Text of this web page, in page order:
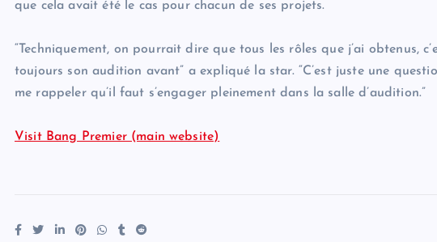
que cela avait été le cas pour chacun de ses projets.
“Techniquement, on pourrait dire que tous les rôles que j’ai obtenus,
toujours son audition avant” a expliqué la star. “C’est juste une
me rappeler qu’il faut s’engager pleinement dans la salle d’audition.”
Visit Bang Premier (main website)